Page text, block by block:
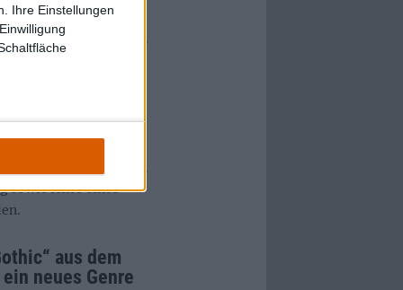
Ihre Einstellungen
auf den
Hamshaw zu setzen,
insgesamt bis
stehender Zeit,
sowie Hilfe eines
aus dem
neues Genre